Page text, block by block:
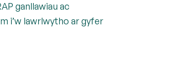
ganllawiau ac
i’w lawrlwytho ar gyfer